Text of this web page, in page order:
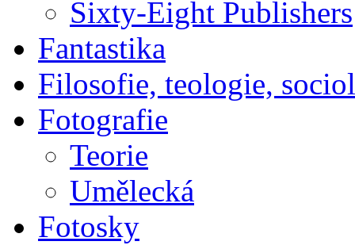
Sixty-Eight Publishers
Fantastika
Filosofie, teologie,
Fotografie
Teorie
Umělecká
Fotosky